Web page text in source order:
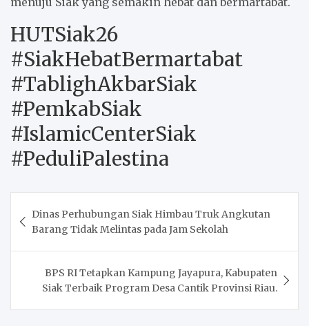
HUTSiak26
#SiakHebatBermartabat
#TablighAkbarSiak
#PemkabSiak
#IslamicCenterSiak
#PeduliPalestina
navigation
Dinas Perhubungan Siak Himbau Truk Angkutan
Barang Tidak Melintas pada Jam Sekolah
BPS RI Tetapkan Kampung Jayapura, Kabupaten
Siak Terbaik Program Desa Cantik Provinsi Riau.